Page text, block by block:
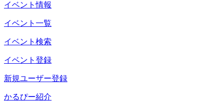
イベント情報
イベント一覧
イベント検索
イベント登録
新規ユーザー登録
かるぴー紹介